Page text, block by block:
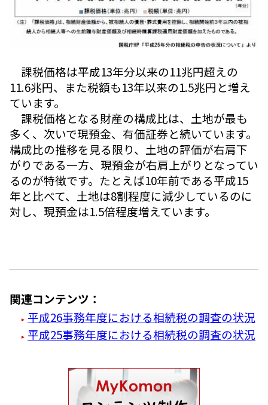
課税価格は平成13年分以来の11兆円超えの
11.6兆円、また税額も13年以来の1.5兆円と増え
ています。
課税価格となる財産の構成比は、土地が最も
多く、次いで現預金、有価証券と続いています。
構成比の推移を見る限り、土地の評価が右肩下
がりである一方、現預金が右肩上がりとなってい
るのが特徴です。たとえば10年前である平成15
年と比べて、土地は8割程度に減少しているのに
対し、現預金は1.5倍程度増えています。
関連コンテンツ：
平成26事務年度における相続税の調査の状況
平成25事務年度における相続税の調査の状況